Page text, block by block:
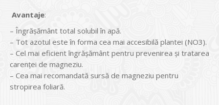
Avantaje:
– Îngrăşământ total solubil în apă.
– Tot azotul este în forma cea mai accesibilă plantei (NO3).
– Cel mai eficient îngrășământ pentru prevenirea și tratarea
carenței de magneziu.
– Cea mai recomandată sursă de magneziu pentru
stropirea foliară.